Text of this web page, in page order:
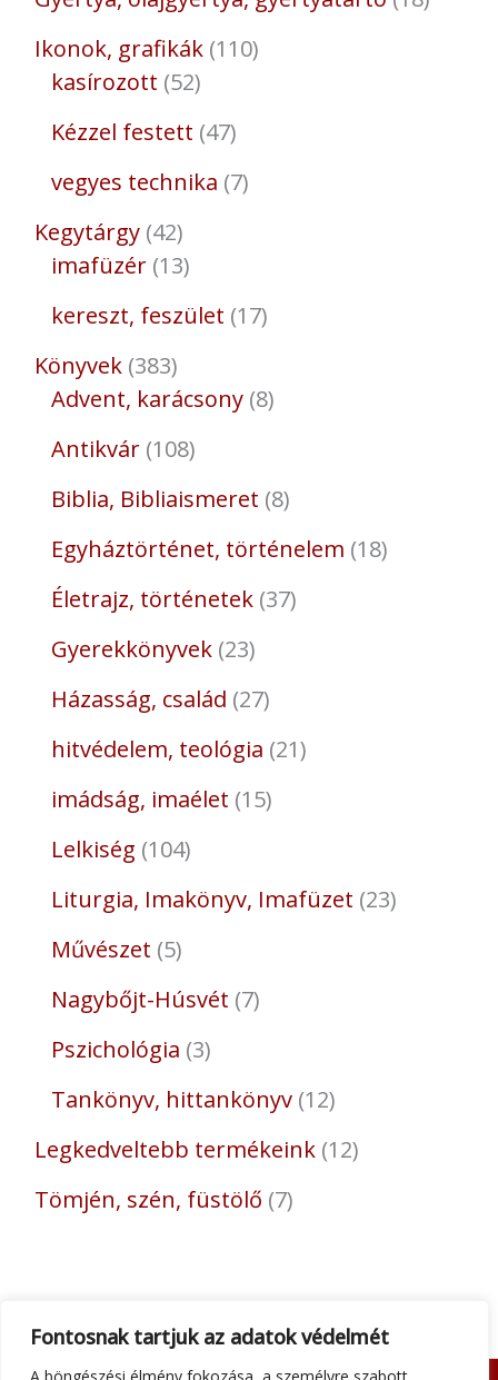
Fontosnak tartjuk az adatok védelmét
Ikonok, grafikák 110
kasírozott 52
Kézzel festett 47
vegyes technika 7
Kegytárgy 42
imafüzér 13
kereszt, feszület 17
Könyvek 383
Advent, karácsony 8
Antikvár 108
Biblia, Bibliaismeret 8
Egyháztörténet, történelem 18
Életrajz, történetek 37
Gyerekkönyvek 23
Házasság, család 27
hitvédelem, teológia 21
imádság, imaélet 15
Lelkiség 104
Liturgia, Imakönyv, Imafüzet 23
Művészet 5
Nagybőjt-Húsvét 7
Pszichológia 3
Tankönyv, hittankönyv 12
Legkedveltebb termékeink 12
Tömjén, szén, füstölő 7